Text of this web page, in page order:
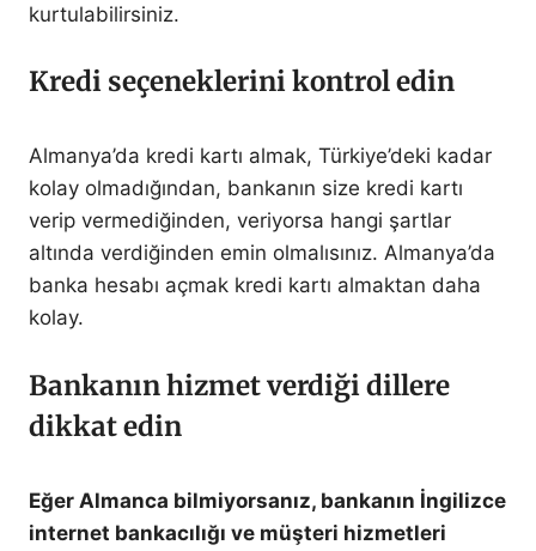
kurtulabilirsiniz.
Kredi seçeneklerini kontrol edin
Almanya’da kredi kartı almak, Türkiye’deki kadar
kolay olmadığından, bankanın size kredi kartı
verip vermediğinden, veriyorsa hangi şartlar
altında verdiğinden emin olmalısınız. Almanya’da
banka hesabı açmak kredi kartı almaktan daha
kolay.
Bankanın hizmet verdiği dillere
dikkat edin
Eğer Almanca bilmiyorsanız, bankanın İngilizce
internet bankacılığı ve müşteri hizmetleri